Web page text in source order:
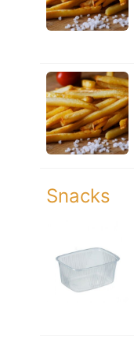
Snacks